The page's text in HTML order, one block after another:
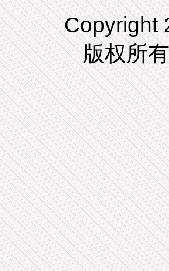
Copyright
版权所